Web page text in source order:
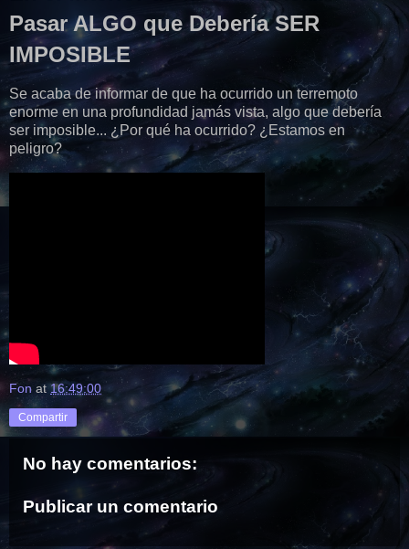
Pasar ALGO que Debería SER
IMPOSIBLE
Se acaba de informar de que ha ocurrido un terremoto
enorme en una profundidad jamás vista, algo que debería
ser imposible... ¿Por qué ha ocurrido? ¿Estamos en
peligro?
Fon at 16:49:00
Compartir
No hay comentarios:
Publicar un comentario